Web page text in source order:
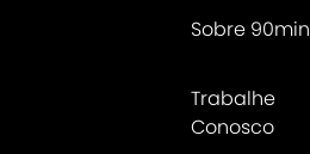
Sobre 90min
Trabalhe
Conosco